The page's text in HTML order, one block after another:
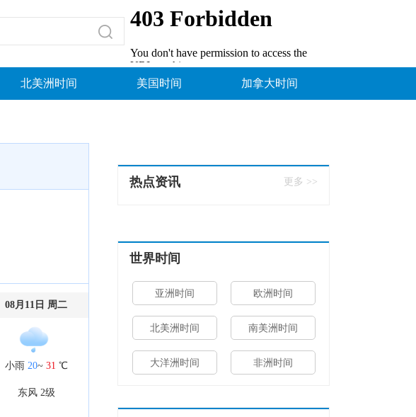
北美洲时间 美国时间 加拿大时间
08月11日 周二
小雨 20~ 31 ℃
东风 2级
热点资讯 更多 >>
世界时间
亚洲时间 欧洲时间
北美洲时间 南美洲时间
大洋洲时间 非洲时间